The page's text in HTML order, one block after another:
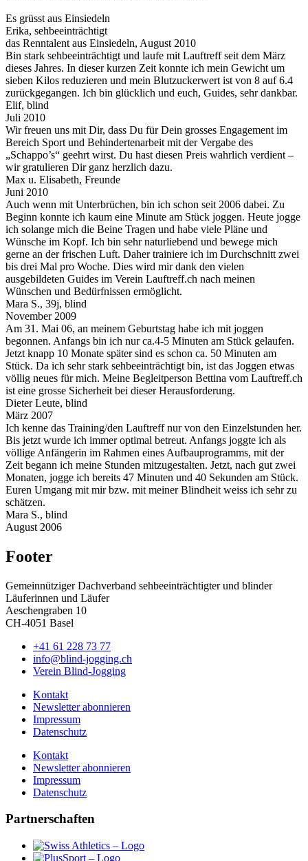
Es grüsst aus Einsiedeln
Erika, sehbeeinträchtigt
das Renntalent aus Einsiedeln, August 2010
Bin stark sehbeeinträchtigt und laufe mit Lauftreff seit dem März
dieses Jahres. In dieser kurzen Zeit konnte ich mein Gewicht um
sieben Kilos reduzieren und mein Blutzuckerwert ist von 8 auf 6.4
zurückgegangen. Ich bin glücklich und euch, Guides, sehr dankbar.
Elif, blind
Juli 2010
Wir freuen uns mit Dir, dass Du für Dein grosses Engagement im
Bereich Sport und Behindertenarbeit mit der Vergabe des
„Schappo’s“ geehrt wirst. Du hast diesen Preis wahrlich verdient –
wir gratulieren Dir ganz herzlich dazu.
Max u. Elisabeth, Freunde
Juni 2010
Auch wenn mit Unterbrüchen, bin ich schon seit 2006 dabei. Zu
Beginn konnte ich kaum eine Minute am Stück joggen. Heute jogge
ich solange mich die Beine Tragen und habe viele Pläne und
Wünsche im Kopf. Ich bin sehr naturliebend und bewege mich
gerne an der frischen Luft. Daher trainiere ich im Durchschnitt zwei
bis drei Mal pro Woche. Dies wird mir dank den vielen
ausgebildeten Guides im Verein Lauftreff.ch nach meinen
Wünschen und Bedürfnissen ermöglicht.
Mara S., 39j, blind
November 2009
Am 31. Mai 06, an meinem Geburtstag habe ich mit joggen
begonnen. Anfangs bin ich nur ca.4-5 Minuten am Stück gelaufen.
Jetzt knapp 10 Monate später sind es schon ca. 50 Minuten am
Stück. Da ich sehr stark sehbeeinträchtigt bin, ist das Joggen etwas
völlig neues für mich. Meine Begleitperson Bettina vom Lauftreff.ch
ist eine grosse Sicherheit bei dieser Herausforderung.
Dieter Leute, blind
März 2007
Ich kenne das Training/den Lauftreff nur von den Einzelstunden her.
Bis jetzt wurde ich immer optimal betreut. Anfangs joggte ich als
völlige Anfängerin im Rahmen eines Aufbauprogramms, mit der
Zeit begann ich meine Stunden mitzugestalten. Jetzt, nach gut zwei
Monaten, jogge ich bereits 47 Minuten und 40 Sekunden am Stück.
Euren Umgang mit mir bzw. mit meiner Blindheit weiss ich sehr zu
schätzen.
Mara S., blind
August 2006
Footer
Gemeinnütziger Dachverband sehbeeinträchtigter und blinder
Läuferinnen und Läufer
Aeschengraben 10
CH-4051 Basel
+41 61 228 73 77
info@blind-jogging.ch
Verein Blind-Jogging
Kontakt
Newsletter abonnieren
Impressum
Datenschutz
Kontakt
Newsletter abonnieren
Impressum
Datenschutz
Partnerschaften